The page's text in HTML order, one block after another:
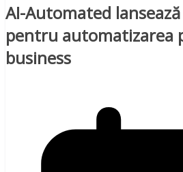
AI-Automated
pentru automatizarea
business